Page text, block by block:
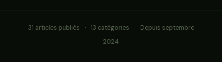
31 articles publiés · 13 catégories ·
Depuis septembre
2024